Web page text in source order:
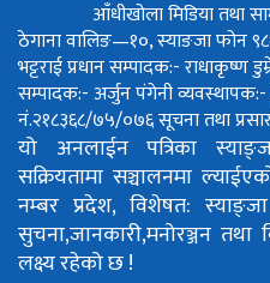
आँधीखोला मिडिया तथा
ठेगाना वालिङ—१०, स्याङजा फोन
भट्टराईप्रधान सम्पादक:- राधाकृष्ण
सम्पादक:- अर्जुन पंगेनीव्यवस्थापक:-
नं.२१८३६८/७५/०७६सूचना तथा
यो अनलाईन पत्रिका
सक्रियतामा सञ्चालनमा
नम्बर प्रदेश, विशेषत:
सुचना,जानकारी,मनोरञ्जन तथा
लक्ष्य रहेको छ !